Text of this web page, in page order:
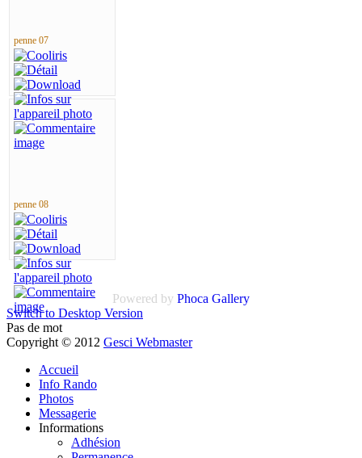
penne 07
penne 08
Powered by Phoca Gallery
Switch to Desktop Version
Pas de mot
Copyright © 2012 Gesci Webmaster
Accueil
Info Rando
Photos
Messagerie
Informations
Adhésion